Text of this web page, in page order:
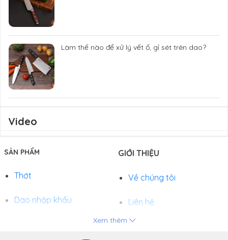
Làm thế nào để xử lý vết ố, gỉ sét trên dao?
Video
SẢN PHẨM
Thớt
Dao nhập khẩu
GIỚI THIỆU
Về chúng tôi
Liên hệ
Xem thêm